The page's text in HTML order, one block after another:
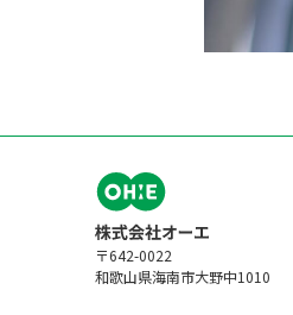
〒642-0022
和歌山県海南市大野中1010